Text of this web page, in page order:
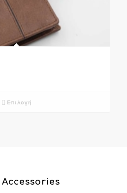
Επιλογή